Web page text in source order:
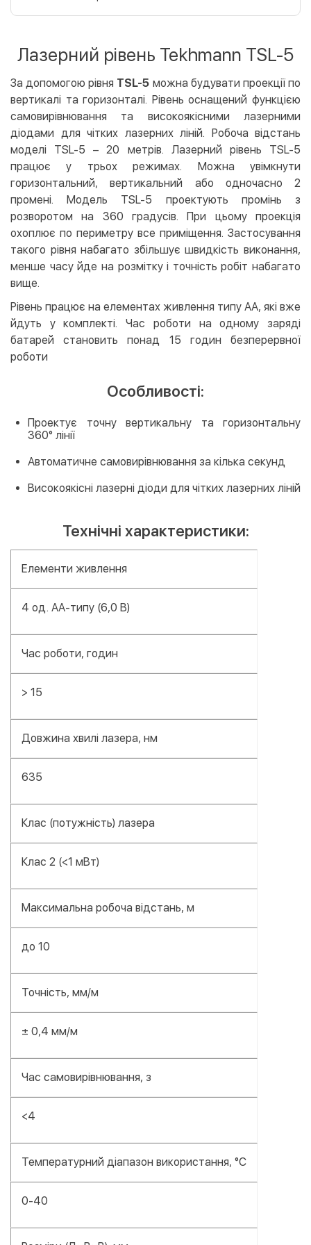
LiqPay
Apple Pay
Google Pay
Безготівковий розрахунок
Оплата на карту юр.особи
Оплата на рахунок юр.особи
Безкоштовно
Миттєва розстрочка (Приватбанк)
Оплата частинами (Приватбанк)
Покупка частинами (Монобанк)
Лазерний рівень Tekhmann TSL-5
За допомогою рівня TSL-5 можна будувати проекції по
вертикалі та горизонталі. Рівень оснащений функцією
самовирівнювання та високоякісними лазерними
діодами для чітких лазерних ліній. Робоча відстань
моделі TSL-5 – 20 метрів. Лазерний рівень TSL-5
працює у трьох режимах. Можна увімкнути
горизонтальний, вертикальний або одночасно 2
промені. Модель TSL-5 проектують промінь з
розворотом на 360 градусів. При цьому проекція
охоплює по периметру все приміщення. Застосування
такого рівня набагато збільшує швидкість виконання,
менше часу йде на розмітку і точність робіт набагато
вище.
Рівень працює на елементах живлення типу АА, які вже
йдуть у комплекті. Час роботи на одному заряді
батарей становить понад 15 годин безперервної
роботи
Особливості:
Проектує точну вертикальну та горизонтальну
360° лінії
Автоматичне самовирівнювання за кілька секунд
Високоякісні лазерні діоди для чітких лазерних ліній
Технічні характеристики:
Елементи живлення
4 од. АА-типу (6,0 В)
Час роботи, годин
> 15
Довжина хвилі лазера, нм
635
Клас (потужність) лазера
Клас 2 (<1 мВт)
Максимальна робоча відстань, м
до 10
Точність, мм/м
± 0,4 мм/м
Час самовирівнювання, з
<4
Температурний діапазон використання, °C
0-40